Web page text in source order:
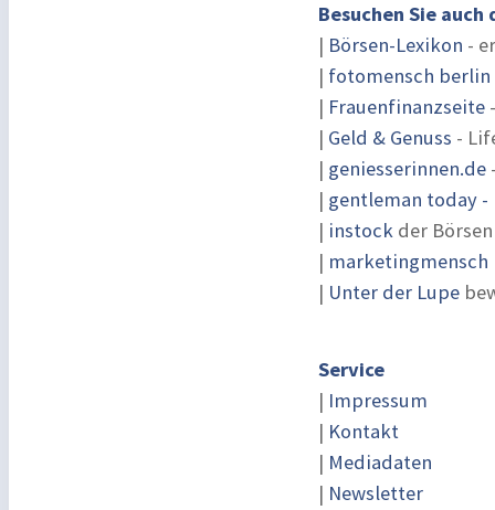
Besuchen Sie
| Börsen-Lexikon -
| fotomensch berlin
| Frauenfinanzseite
| Geld & Genuss -
| geniesserinnen.de
| gentleman today -
| instock der
|
| Unter der Lupe
Service
| Impressum
| Kontakt
| Mediadaten
| Newsletter